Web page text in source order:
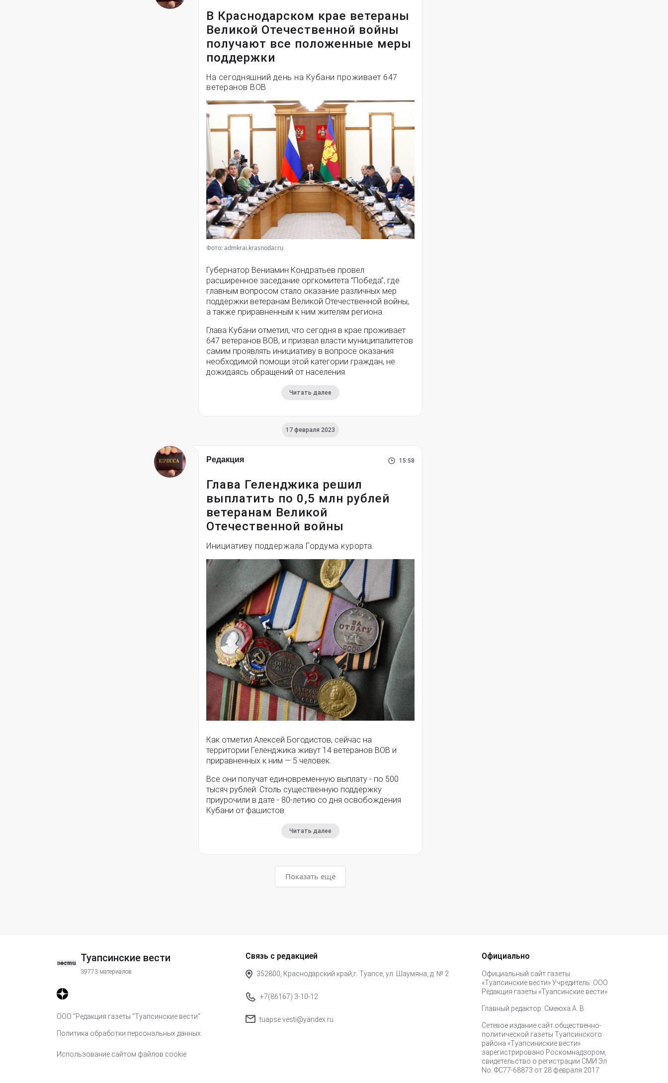
В Краснодарском крае ветераны
Великой Отечественной войны
получают все положенные меры
поддержки
На сегодняшний день на Кубани проживает 647
ветеранов ВОВ
Фото: admkrai.krasnodar.ru
Губернатор Вениамин Кондратьев провел
расширенное заседание оргкомитета “Победа”, где
главным вопросом стало оказание различных мер
поддержки ветеранам Великой Отечественной войны,
а также приравненным к ним жителям региона.
Глава Кубани отметил, что сегодня в крае проживает
647 ветеранов ВОВ, и призвал власти муниципалитетов
самим проявлять инициативу в вопросе оказания
необходимой помощи этой категории граждан, не
дожидаясь обращений от населения.
Читать далее
17 февраля 2023
Редакция 15:58
Глава Геленджика решил
выплатить по 0,5 млн рублей
ветеранам Великой
Отечественной войны
Инициативу поддержала Гордума курорта.
Как отметил Алексей Богодистов, сейчас на
территории Геленджика живут 14 ветеранов ВОВ и
приравненных к ним — 5 человек.
Все они получат единовременную выплату - по 500
тысяч рублей. Столь существенную поддержку
приурочили в дате - 80-летию со дня освобождения
Кубани от фашистов.
Читать далее
Показать ещё
Туапсинские вести
39773 материалов
ООО "Редакция газеты "Туапсинские вести"
Политика обработки персональных данных
Использование сайтом файлов cookie
Связь с редакцией
352800, Краснодарский край,г. Туапсе, ул. Шаумяна, д. № 2
+7(86167) 3-10-12
tuapse.vesti@yandex.ru
Официально
Официальный сайт газеты
«Туапсинские вести» Учредитель: ООО
Редакция газеты «Туапсинские вести»
Главный редактор: Смеюха А. В.
Сетевое издание сайт общественно-
политической газеты Туапсинского
района «Туапсиниские вести»
зарегистрировано Роскомнадзором,
свидетельство о регистрации СМИ Эл
No. ФС77-68873 от 28 февраля 2017